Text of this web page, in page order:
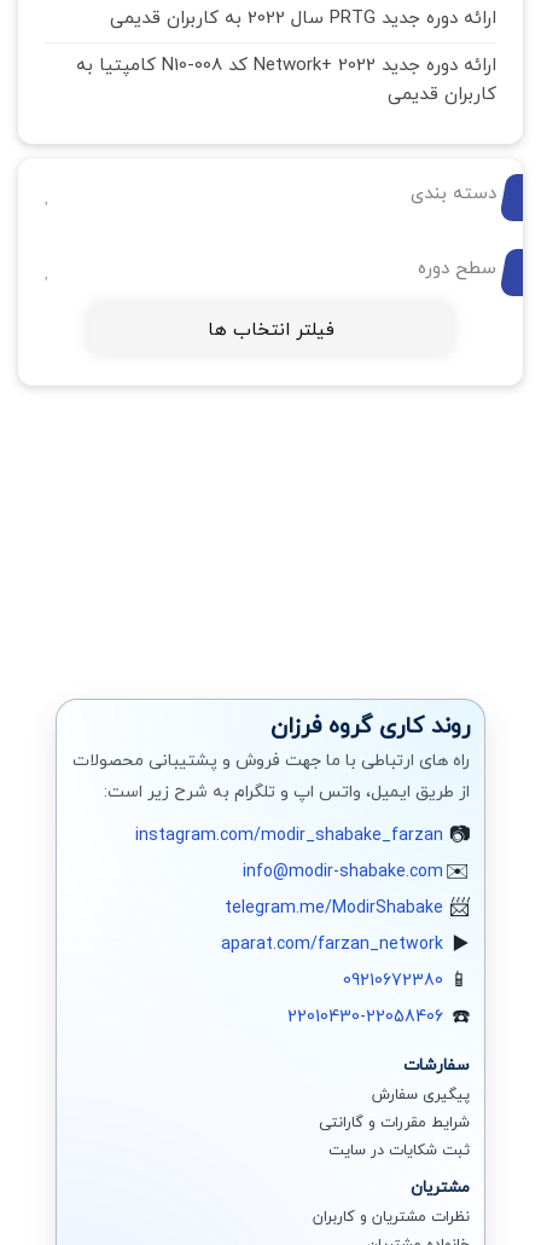
ارائه دوره جدید PRTG سال 2022 به کاربران قدیمی
ارائه دوره جدید Network+ 2022 کد N10-008 کامپتیا به
کاربران قدیمی
دسته بندی
سطح دوره
فیلتر انتخاب ها
روند کاری گروه فرزان
راه های ارتباطی با ما جهت فروش و پشتیبانی محصولات
از طریق ایمیل، واتس اپ و تلگرام به شرح زیر است:
instagram.com/modir_shabake_farzan
info@modir-shabake.com
telegram.me/ModirShabake
aparat.com/farzan_network
09210672380
22010430-22058406
سفارشات
پیگیری سفارش
شرایط مقررات و گارانتی
ثبت شکایات در سایت
مشتریان
نظرات مشتریان و کاربران